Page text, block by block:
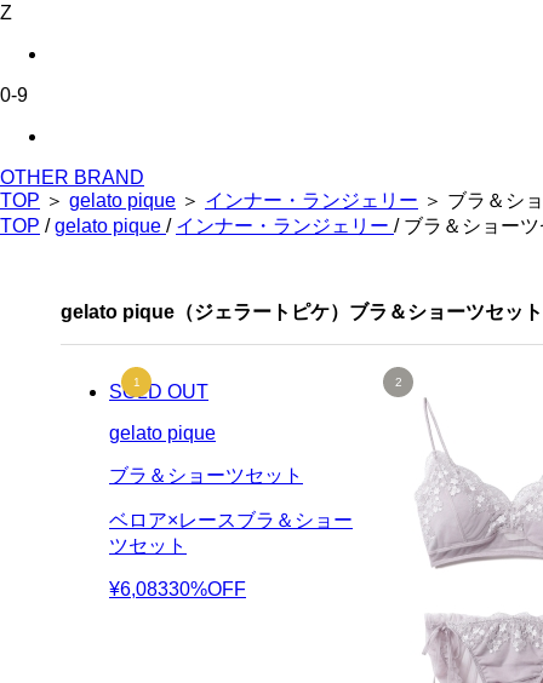
Z
0-9
OTHER BRAND
TOP ＞ gelato pique ＞ インナー・ランジェリー ＞ ブラ＆シ
TOP /gelato pique / インナー・ランジェリー / ブラ＆ショー
gelato pique（ジェラートピケ）ブラ＆ショーツセッ
SOLD OUT
gelato pique
ブラ＆ショーツセット
ベロア×レースブラ＆ショー
ツセット
¥6,08330%OFF